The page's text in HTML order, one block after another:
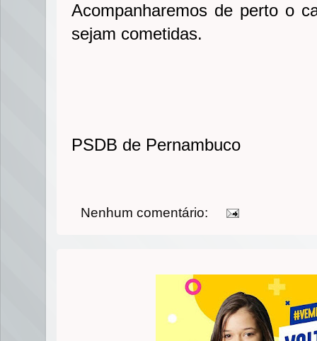
Acompanharemos de perto o
sejam cometidas.
PSDB de Pernambuco
Nenhum comentário: